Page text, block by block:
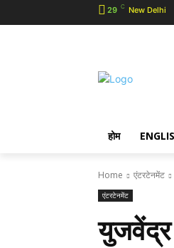
29 C New Delhi
होम
Home एंटरटेनमेंट
एंटरटेनमेंट